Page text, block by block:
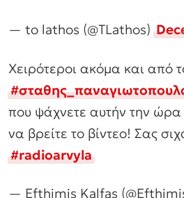
— to lathos (@TLathos)
Χειρότεροι ακόμα και από
που ψάχνετε αυτήν την ώρα
να βρείτε το βίντεο! Σας
#radioarvyla
— Efthimis Kalfas